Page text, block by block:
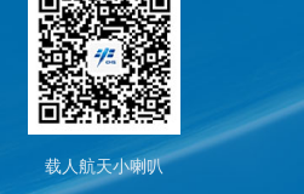
载人航天小喇叭